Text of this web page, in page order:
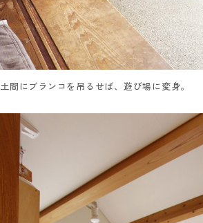
土間にブランコを吊るせば、遊び場に変身。